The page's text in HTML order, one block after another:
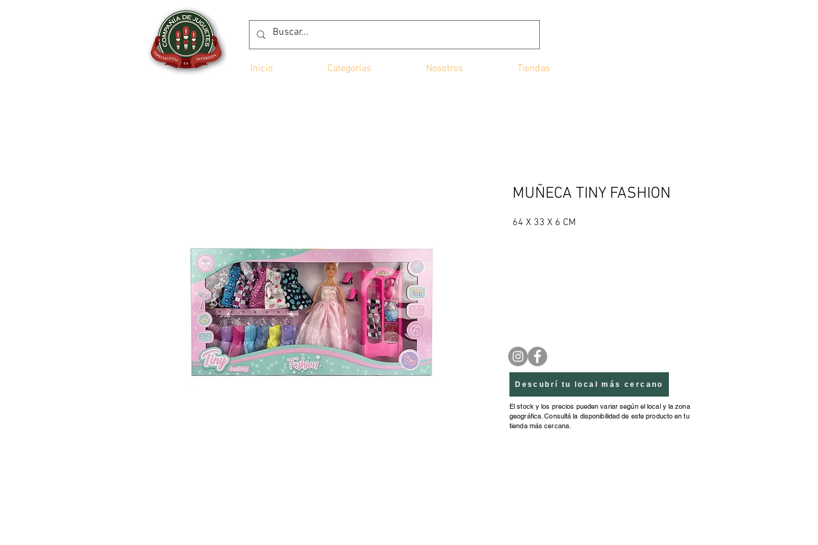
Inicio Categorías Nosotros Tiendas
MUÑECA TINY FASHION
64 X 33 X 6 CM
Descubrí tu local más cercano
El stock y los precios pueden variar según el local y la zona
geográfica. Consultá la disponibilidad de este producto en tu
tienda más cercana.